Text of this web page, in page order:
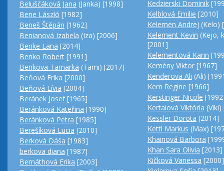
Beluščáková Jana (Janka) [1998]
Bene László [1982]
Beneš Štěpán [1962]
Benianová Izabela (Iza) [2006]
Benke Lana [2014]
Benko Robert [1991]
Benkova Tamarka (Tami) [2017]
Beňová Erika [2000]
Beňová Lívia [2004]
Beránek Josef[1965]
Beránková Kateřina [1990]
Beránková Petra [1985]
Berešíková Lucia [2010]
Berková Dáša [1983]
berkova diana [1987]
Bernáthová Erika [2003]
Kedzierski Dominik
Kelblová Emilie [2010]
Kelemen Andrej (Kelo)
Kelement Kevin (Kejo,
[2001]
Kelementová Karin
Kemény Viktor [1967]
Kenderova Ali (Ali)
Kern Regine [1966]
Kerstinger Nicole
Kertaiová Viktória
Kessler Dorota [2014]
Kettl Markus (Max)
Khainová Barbora
Khan Sara Olivia [2013]
Kičková Vanessa [2000]